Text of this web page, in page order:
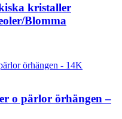
kristaller
Blomma
o pärlor örhängen –